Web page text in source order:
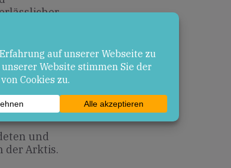
in den Blick
und
und
der Arktis.